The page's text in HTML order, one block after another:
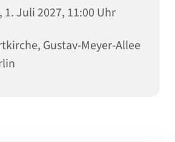
1. Juli 2027, 11:00 Uhr
Gustav-Meyer-Allee